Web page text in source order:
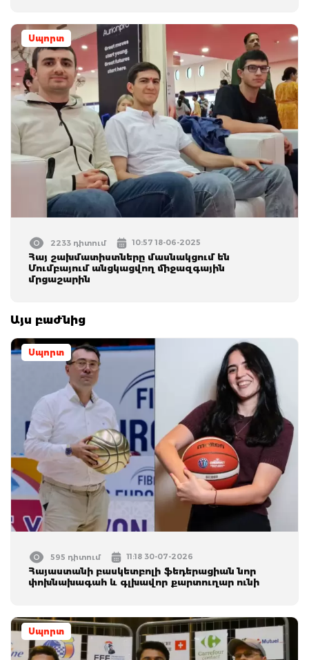
Սպորտ
2233 դիտում 10:57 18-06-2025
Հայ շախմատիստները մասնակցում են
Մումբայում անցկացվող միջազգային
մրցաշարին
Այս բաժնից
Սպորտ
595 դիտում 11:18 30-07-2026
Հայաստանի բասկետբոլի ֆեդերացիան նոր
փոխնախագահ և գլխավոր քարտուղար ունի
Սպորտ